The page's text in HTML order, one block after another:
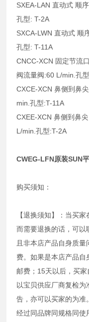
SXEA-LAN 直动式 顺
孔型: T-2A
SXCA-LWN 直动式 顺
孔型: T-11A
CNCC-XCN 固定节流
阀流量阀:60 L/min.孔
CXCE-XCN 鼻侧到鼻
min.孔型:T-11A
CXEE-XCN 鼻侧到鼻
L/min.孔型:T-2A
CWEG-LFN原装SUN
购买须知：
【退换须知】：当买
而需要退换的话，可以
且非本店产品自身质
费。如果是本店产品
邮费；15天以后，买
以宝贝供应厂商复检
告，亦可以买家的为准
经过同品牌同规格同使